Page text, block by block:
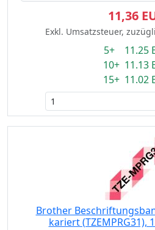
11,36
Exkl. Umsatzsteuer,
5+ 11.25
10+ 11.13
15+ 11.02
Brother
kariert (TZEMPRG31),